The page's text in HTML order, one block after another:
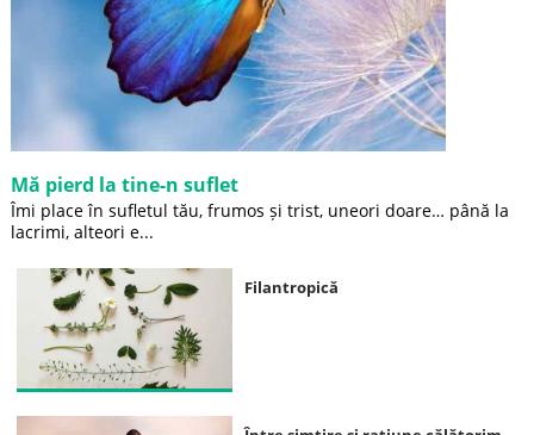
Mă pierd la tine-n suflet
Îmi place în sufletul tău, frumos și trist, uneori doare… până la
lacrimi, alteori e...
Filantropică